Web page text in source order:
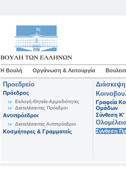
Η Βουλή Οργάνωση & Λειτουργία
Προεδρείο
Πρόεδρος
Εκλογή-Θητεία-Αρμοδιότητες
Διατελέσαντες Πρόεδροι
Αντιπρόεδροι
Διατελέσαντες Αντιπρόεδροι
Κοσμήτορες & Γραμματείς
Γραφεία
Ομάδων
Σύνθεση K'
Σύνθεση